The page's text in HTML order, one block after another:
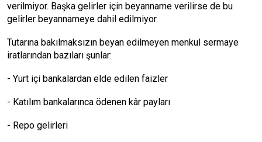
verilmiyor. Başka gelirler için beyanname verilirse de bu
gelirler beyannameye dahil edilmiyor.
Tutarına bakılmaksızın beyan edilmeyen menkul sermaye
iratlarından bazıları şunlar:
- Yurt içi bankalardan elde edilen faizler
- Katılım bankalarınca ödenen kâr payları
- Repo gelirleri